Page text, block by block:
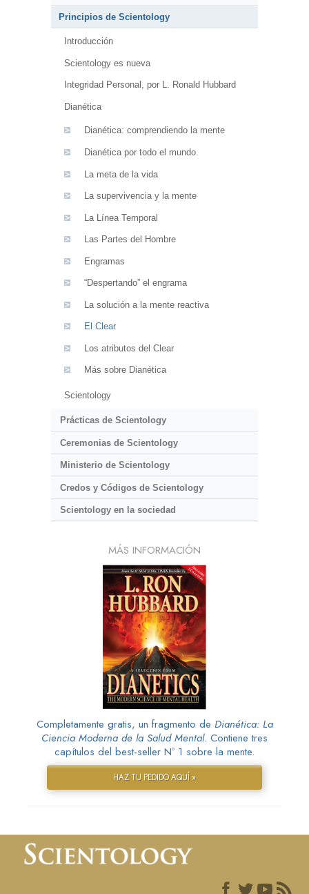
Principios de Scientology
Introducción
Scientology es nueva
Integridad Personal, por L. Ronald Hubbard
Dianética
Dianética: comprendiendo la mente
Dianética por todo el mundo
La meta de la vida
La supervivencia y la mente
La Línea Temporal
Las Partes del Hombre
Engramas
“Despertando” el engrama
La solución a la mente reactiva
El Clear
Los atributos del Clear
Más sobre Dianética
Scientology
Prácticas de Scientology
Ceremonias de Scientology
Ministerio de Scientology
Credos y Códigos de Scientology
Scientology en la sociedad
MÁS INFORMACIÓN
Completamente gratis, un fragmento de Dianética: La
Ciencia Moderna de la Salud Mental. Contiene tres
capítulos del best-seller Nº 1 sobre la mente.
HAZ TU PEDIDO AQUÍ »